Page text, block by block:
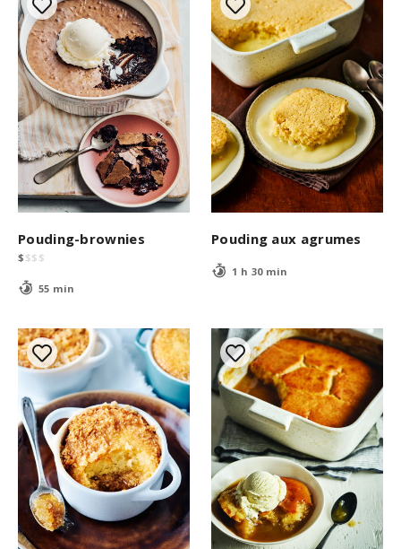
Pouding-brownies
$ $$ $
55 min
Pouding aux agrumes
1 h 30 min